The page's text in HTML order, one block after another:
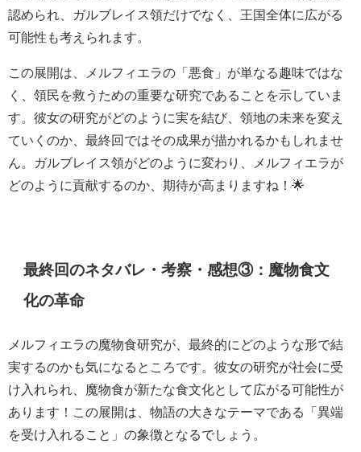
認められ、ガルブレイス領だけでなく、王国全体に広がる
可能性も考えられます。
この展開は、メルフィエラの「悪食」が単なる趣味ではな
く、領民を救うための重要な研究であることを示していま
す。彼女の研究がどのように実を結び、領地の未来を変え
ていくのか、最終回ではその成果が描かれるかもしれませ
ん。ガルブレイス領がどのように変わり、メルフィエラが
どのように貢献するのか、期待が高まりますね！🌟
最終回のネタバレ・考察・感想③：魔物食文
化の革命
メルフィエラの魔物食研究が、最終的にどのような形で結
実するのかも気になるところです。彼女の研究が社会に受
け入れられ、魔物食が新たな食文化として広がる可能性が
あります！この展開は、物語の大きなテーマである「異端
を受け入れること」の象徴となるでしょう。